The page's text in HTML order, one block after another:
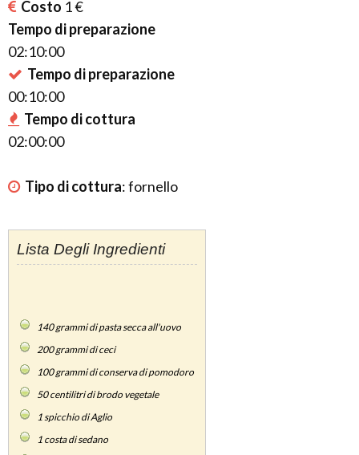
Costo 1 €
Tempo di preparazione
02:10:00
Tempo di preparazione
00:10:00
Tempo di cottura
02:00:00
Tipo di cottura:fornello
Lista Degli Ingredienti
140grammi di pasta secca all'uovo
200grammi di ceci
100grammi di conserva di pomodoro
50centilitri di brodo vegetale
1spicchio di Aglio
1 costa di sedano